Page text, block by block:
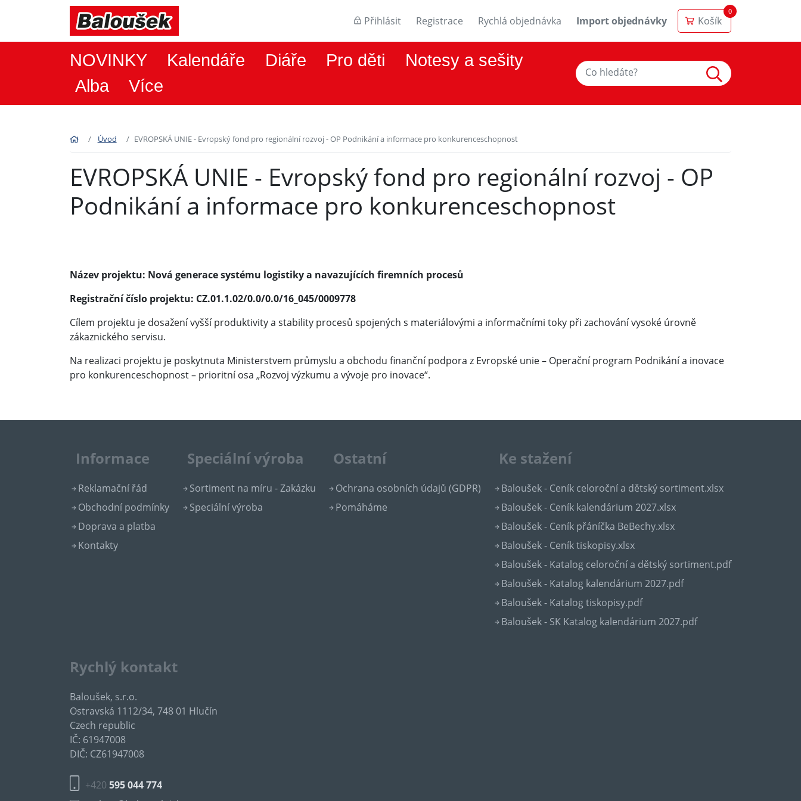
Přihlásit Registrace Rychlá objednávka Import objednávky Košík
0
NOVINKY Kalendáře Diáře Pro děti
Notesy a sešity
Alba
Více
Úvod EVROPSKÁ UNIE - Evropský fond pro regionální rozvoj - OP Podnikání a informace pro konkurenceschopnost
EVROPSKÁ UNIE - Evropský fond pro regionální rozvoj - OP
Podnikání a informace pro konkurenceschopnost
Název projektu: Nová generace systému logistiky a navazujících firemních procesů
Registrační číslo projektu: CZ.01.1.02/0.0/0.0/16_045/0009778
Cílem projektu je dosažení vyšší produktivity a stability procesů spojených s materiálovými a informačními toky při zachování vysoké úrovně
zákaznického servisu.
Na realizaci projektu je poskytnuta Ministerstvem průmyslu a obchodu finanční podpora z Evropské unie – Operační program Podnikání a inovace
pro konkurenceschopnost – prioritní osa „Rozvoj výzkumu a vývoje pro inovace“.
Informace
Reklamační řád
Obchodní podmínky
Doprava a platba
Kontakty
Speciální výroba
Sortiment na míru - Zakázku
Speciální výroba
Ostatní
Ochrana osobních údajů (GDPR)
Pomáháme
Ke stažení
Baloušek - Ceník celoroční a dětský sortiment.xlsx
Baloušek - Ceník kalendárium 2027.xlsx
Baloušek - Ceník přáníčka BeBechy.xlsx
Baloušek - Ceník tiskopisy.xlsx
Baloušek - Katalog celoroční a dětský sortiment.pdf
Baloušek - Katalog kalendárium 2027.pdf
Baloušek - Katalog tiskopisy.pdf
Baloušek - SK Katalog kalendárium 2027.pdf
Rychlý kontakt
Baloušek, s.r.o.
Ostravská 1112/34, 748 01 Hlučín
Czech republic
IČ: 61947008
DIČ: CZ61947008
+420 595 044 774